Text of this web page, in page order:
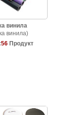
винила
винила)
56Продукт